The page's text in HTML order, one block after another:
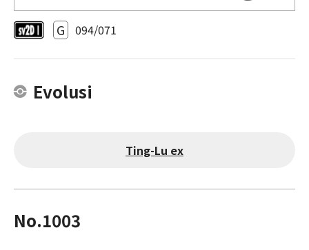
G 094/071
Evolusi
Ting-Lu ex
No.1003